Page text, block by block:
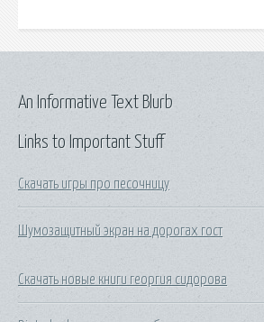
Links to Important Stuff
Скачать игры про песочницу
Шумозащитный экран на дорогах гост
Скачать новые книги георгия сидорова
An Informative Text Blurb